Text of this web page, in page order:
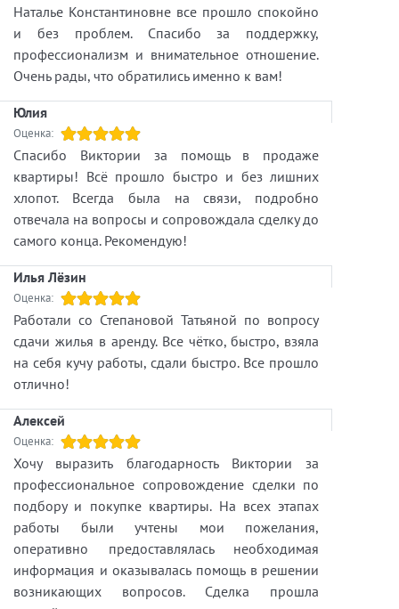
Наталье Константиновне все прошло спокойно
и без проблем. Спасибо за поддержку,
профессионализм и внимательное отношение.
Очень рады, что обратились именно к вам!
Юлия
Оценка:
Спасибо Виктории за помощь в продаже
квартиры! Всё прошло быстро и без лишних
хлопот. Всегда была на связи, подробно
отвечала на вопросы и сопровождала сделку до
самого конца. Рекомендую!
Илья Лёзин
Оценка:
Работали со Степановой Татьяной по вопросу
сдачи жилья в аренду. Все чётко, быстро, взяла
на себя кучу работы, сдали быстро. Все прошло
отлично!
Алексей
Оценка:
Хочу выразить благодарность Виктории за
профессиональное сопровождение сделки по
подбору и покупке квартиры. На всех этапах
работы были учтены мои пожелания,
оперативно предоставлялась необходимая
информация и оказывалась помощь в решении
возникающих вопросов. Сделка прошла